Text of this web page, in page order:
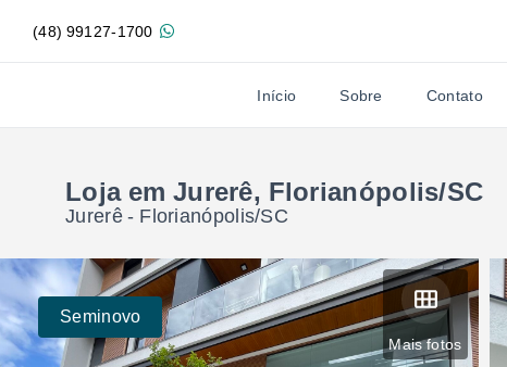
(48) 99127-1700
Início Sobre Contato
Loja em Jurerê, Florianópolis/SC
Jurerê - Florianópolis/SC
Mais fotos
Seminovo